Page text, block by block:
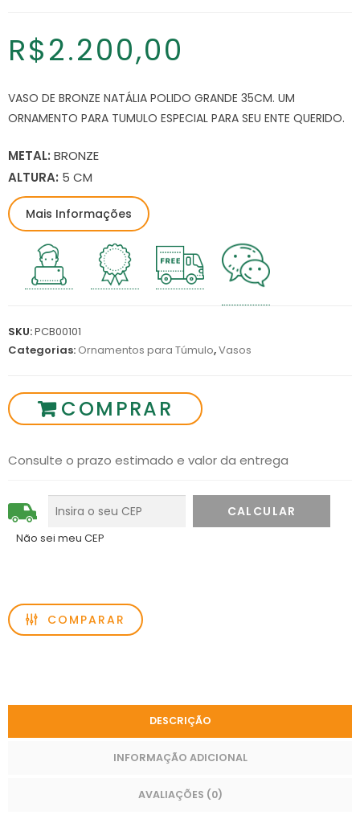
R$2.200,00
VASO DE BRONZE NATÁLIA POLIDO GRANDE 35CM. UM
ORNAMENTO PARA TUMULO ESPECIAL PARA SEU ENTE QUERIDO.
METAL: BRONZE
ALTURA: 5 CM
Mais Informações
SKU:PCB00101
Categorias: Ornamentos para Túmulo,Vasos
COMPRAR
Consulte o prazo estimado e valor da entrega
Não sei meu CEP
COMPARAR
DESCRIÇÃO
INFORMAÇÃO ADICIONAL
AVALIAÇÕES (0)